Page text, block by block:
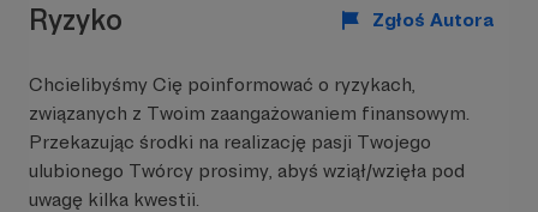
Ryzyko Zgłoś Autora
Chcielibyśmy Cię poinformować o ryzykach,
związanych z Twoim zaangażowaniem finansowym.
Przekazując środki na realizację pasji Twojego
ulubionego Twórcy prosimy, abyś wziął/wzięła pod
uwagę kilka kwestii.